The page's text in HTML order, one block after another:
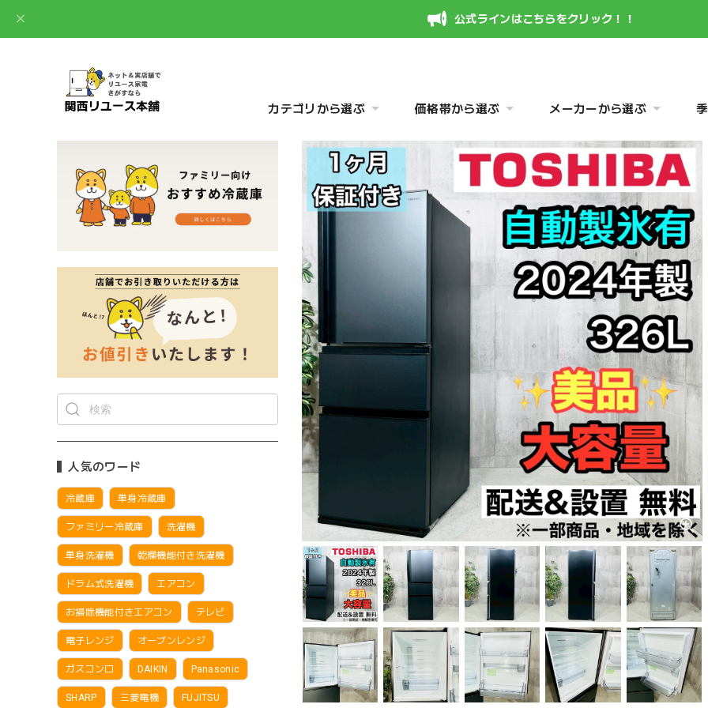
公式ラインはこちらをクリック！！
カテゴリから選ぶ 価格帯から選ぶ メーカーから選ぶ
人気のワード
冷蔵庫 単身冷蔵庫
ファミリー冷蔵庫 洗濯機
単身洗濯機 乾燥機能付き洗濯機
ドラム式洗濯機 エアコン
お掃除機能付きエアコン テレビ
電子レンジ オーブンレンジ
ガスコンロ DAIKIN Panasonic
SHARP 三菱電機 FUJITSU